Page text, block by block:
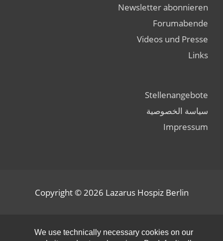
Newsletter abonnieren
Forumabende
Videos und Presse
Links
Stellenangebote
سياسة الخصوصية
Impressum
Copyright © 2026 Lazarus Hospiz Berlin
We use technically necessary cookies on our